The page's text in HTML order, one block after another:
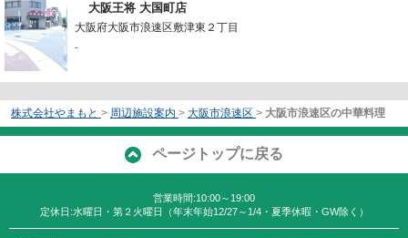
大阪王将 大国町店
大阪府大阪市浪速区敷津東２丁目
-
株式会社やまもと > 周辺施設案内 > 大阪市浪速区 > 大阪市浪速区の中華料理
ページトップに戻る
営業時間:10:00～19:00
定休日:水曜日・第２火曜日（年末年始12/27～1/4・夏季休暇・GW除く）